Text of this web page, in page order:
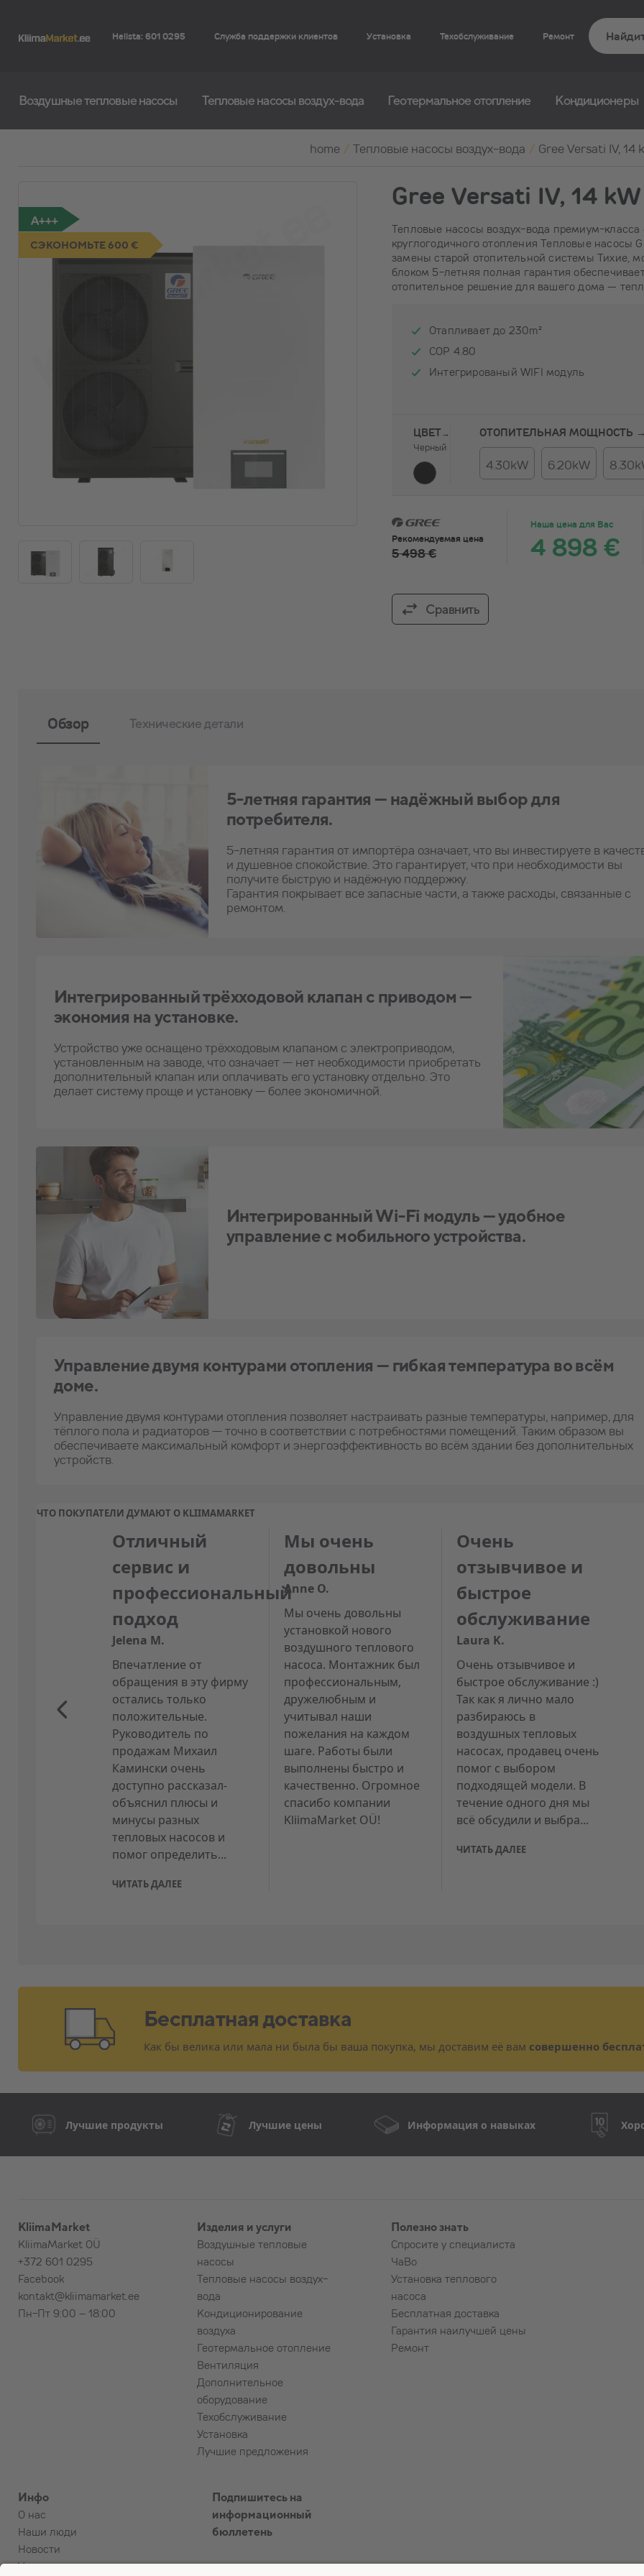
Helista: 601 0295 Служба поддержки клиентов Установка Техобслуживание Ремонт
Воздушные тепловые насосы Тепловые насосы воздух-вода Геотермальное отопление Кондиционеры
home / Тепловые насосы воздух-вода / Gree Versati IV, 14
A+++
СЭКОНОМЬТЕ 600 €
Gree Versati IV, 14 kW
Тепловые насосы воздух-вода премиум-
круглогодичного отопления Тепловые насосы
замены старой отопительной системы
блоком 5-летняя полная гарантия
отопительное решение для вашего дома —
Отапливает до 230m²
COP 4.80
Интегрированый WIFI модуль
ЦВЕТ→
Черный
ОТОПИТЕЛЬНАЯ МОЩНОСТЬ
4.30kW 6.20kW
Рекомендуемая цена
5 498 €
Наша цена для Вас
4 898 €
Сравнить
Обзор Технические детали
5-летняя гарантия — надёжный выбор для
потребителя.
5-летняя гарантия от импортёра означает, что вы инвестируете в
и душевное спокойствие. Это гарантирует, что при необходимости вы
получите быструю и надёжную поддержку.
Гарантия покрывает все запасные части, а также расходы, связанные с
ремонтом.
Интегрированный трёхходовой клапан с приводом —
экономия на установке.
Устройство уже оснащено трёхходовым клапаном с электроприводом,
установленным на заводе, что означает — нет необходимости приобретать
дополнительный клапан или оплачивать его установку отдельно. Это
делает систему проще и установку — более экономичной.
Интегрированный Wi-Fi модуль — удобное
управление с мобильного устройства.
Управление двумя контурами отопления — гибкая температура во всём
доме.
Управление двумя контурами отопления позволяет настраивать разные температуры, например, для
тёплого пола и радиаторов — точно в соответствии с потребностями помещений. Таким образом вы
обеспечиваете максимальный комфорт и энергоэффективность во всём здании без дополнительных
устройств.
ЧТО ПОКУПАТЕЛИ ДУМАЮТ О KLIIMAMARKET
Отличный
сервис и
профессиональный
подход
Jelena M.
Впечатление от
обращения в эту фирму
остались только
положительные.
Руководитель по
продажам Михаил
Камински очень
доступно рассказал-
объяснил плюсы и
минусы разных
тепловых насосов и
помог определить...
ЧИТАТЬ ДАЛЕЕ
Мы очень
довольны
Anne O.
Мы очень довольны
установкой нового
воздушного теплового
насоса. Монтажник был
профессиональным,
дружелюбным и
учитывал наши
пожелания на каждом
шаге. Работы были
выполнены быстро и
качественно. Огромное
спасибо компании
KliimaMarket OÜ!
Очень
отзывчивое и
быстрое
обслуживание
Laura K.
Очень отзывчивое и
быстрое обслуживание :)
Так как я лично мало
разбираюсь в
воздушных тепловых
насосах, продавец очень
помог с выбором
подходящей модели. В
течение одного дня мы
всё обсудили и выбра...
ЧИТАТЬ ДАЛЕЕ
Бесплатная доставка
Как бы велика или мала ни была бы ваша покупка, мы доставим её вам совершенно
Лучшие продукты Лучшие цены Информация о навыках
KliimaMarket
KliimaMarket OÜ
+372 601 0295
Facebook
kontakt@kliimamarket.ee
Пн-Пт 9:00 – 18:00
Изделия и услуги
Воздушные тепловые
насосы
Тепловые насосы воздух-
вода
Кондиционирование
воздуха
Геотермальное отопление
Вентиляция
Дополнительное
оборудование
Техобслуживание
Установка
Лучшие предложения
Полезно знать
Спросите у специалиста
ЧаВо
Установка теплового
насоса
Бесплатная доставка
Гарантия наилучшей цены
Ремонт
Инфо
О нас
Наши люди
Новости
Условия купли-продажи
Подпишитесь на
информационный
бюллетень